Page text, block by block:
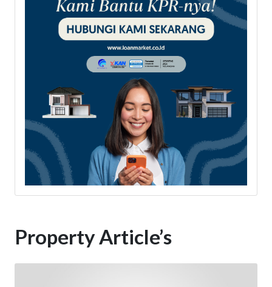
Property Article’s